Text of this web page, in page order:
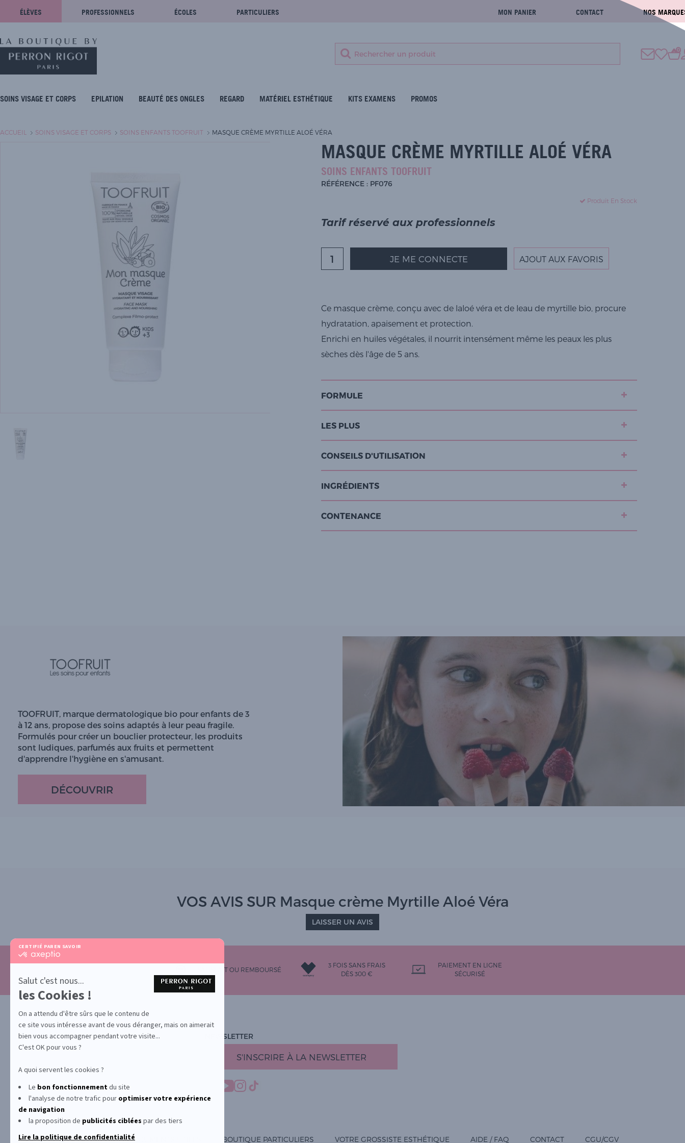
CERTIFIÉ PAR EN SAVOIR PLUS SUR
certifié
-
En
savoir
plus
sur
Axeptio
Salut c'est nous...
les Cookies !
On a attendu d'être sûrs que le contenu de
ce site vous intéresse avant de vous déranger, mais on aimerait
bien vous accompagner pendant votre visite...
C'est OK pour vous ?
A quoi servent les cookies ?
Le bon fonctionnementdu site
l'analyse de notre trafic pour optimiservotre expérience
de navigation
la proposition de publicités ciblées par des tiers
Lire la politique de confidentialité
ÉLÈVES PROFESSIONNELS ÉCOLES PARTICULIERS MON PANIER CONTACT NOS
0
SOINS VISAGE ET CORPS EPILATION BEAUTÉ DES ONGLES REGARD MATÉRIEL ESTHÉTIQUE KITS EXAMENS PROMOS
ACCUEIL SOINS VISAGE ET CORPS SOINS ENFANTS TOOFRUIT MASQUE CRÈME MYRTILLE ALOÉ VÉRA
MASQUE CRÈME MYRTILLE ALOÉ VÉRA
SOINS ENFANTS TOOFRUIT
RÉFÉRENCE : PF076
Produit En Stock
Tarif réservé aux professionnels
JE ME CONNECTE AJOUT AUX FAVORIS
Ce masque crème, conçu avec de laloé véra et de leau de myrtille bio, procure
hydratation, apaisement et protection.
Enrichi en huiles végétales, il nourrit intensément même les peaux les plus
sèches dès l'âge de 5 ans.
FORMULE
LES PLUS
CONSEILS D'UTILISATION
INGRÉDIENTS
CONTENANCE
TOOFRUIT, marque dermatologique bio pour enfants de 3
à 12 ans, propose des soins adaptés à leur peau fragile.
Formulés pour créer un bouclier protecteur, les produits
sont ludiques, parfumés aux fruits et permettent
d'apprendre l'hygiène en s'amusant.
DÉCOUVRIR
VOS AVIS SUR Masque crème Myrtille Aloé Véra
LAISSER UN AVIS
SATISFAIT OU REMBOURSÉ
3 FOIS SANS FRAIS
DÈS 300 €
PAIEMENT EN LIGNE
SÉCURISÉ
NEWSLETTER
S'INSCRIRE À LA NEWSLETTER
PROMOTION DOCUMENTS UTILES BOUTIQUE PARTICULIERS VOTRE GROSSISTE ESTHÉTIQUE AIDE / FAQ CONTACT CGU/CGV